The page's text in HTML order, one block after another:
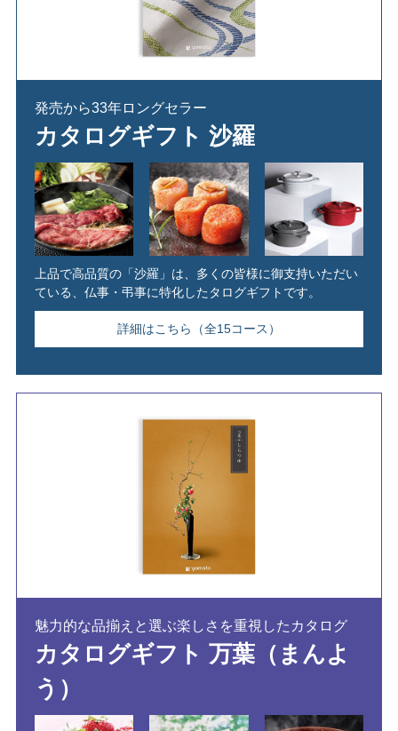
発売から33年ロングセラー
カタログギフト 沙羅
上品で高品質の「沙羅」は、多くの皆様に御支持いただい
ている、仏事・弔事に特化したタログギフトです。
詳細はこちら（全15コース）
魅力的な品揃えと選ぶ楽しさを重視したカタログ
カタログギフト 万葉（まんよ
う）